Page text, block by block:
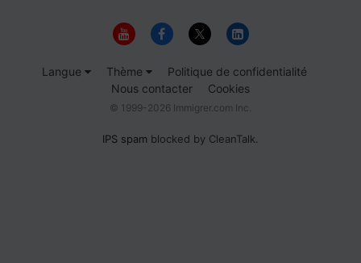
Langue Thème
Politique de confidentialité
Nous contacter
Cookies
© 1999-2026 Immigrer.com Inc.
IPS spam blocked by CleanTalk.